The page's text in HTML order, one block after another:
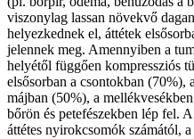
viszonylag lassan növekvő
helyezkednek el, áttétek
jelennek meg. Amennyiben a
helyétől függően kompressziós
elsősorban a csontokban (70%),
májban (50%), a
bőrön és petefészekben lép fel.
áttétes nyirokcsomók számától,